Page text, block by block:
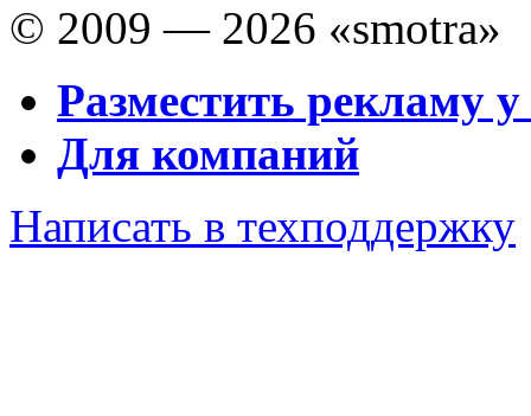
© 2009 — 2026 «smotra»
Разместить рекламу у
Для компаний
Написать в техподдержку